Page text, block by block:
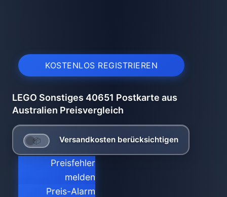
KOSTENLOS REGISTRIEREN
LEGO Sonstiges 40651 Postkarte aus
Australien Preisvergleich
Versandkosten berücksichtigen
Preisfehler
melden
Preis-Alarm